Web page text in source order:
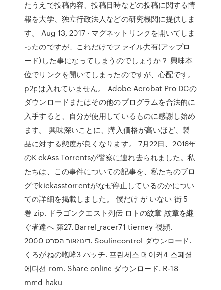
たうえで投稿内容、投稿日時などの投稿に関する情
報を大学、独立行政法人などの研究機関に提供しま
す。 Aug 13, 2017 · マグネットリンクを開いてしま
ったのですが、これだけでファイル共有(アップロ
ード)した事になってしまうのでしょうか？ 興味本
位でリンクを開いてしまったのですが、心配です。
p2pは入れていません。 Adobe Acrobat Pro DCの
ダウンロードまたはその他のプログラムを合法的に
入手すると、自分が使用しているものに感謝し始め
ます。 興味深いことに、購入価格が高いほど、製
品に対する態度が良くなります。 7月22日、2016年
のKickAss Torrentsが警察に連れ去られました。私
たちは、この事件についての記事を、私たちのブロ
グでkickasstorrentがなぜ停止しているのかについ
ての詳細を掲載しました。 僕だけ が いない 街 5
巻 zip. ドラゴンクエスト列伝 ロトの紋章 紋章を継
ぐ者達へ 第27. Barrel_racer71 tierney 視頻.
דינוזאור הסרט 2000. Soulincontrol ダウンロード.
くろがねの咆哮3 パッチ. 프린세스 메이커4 스폐셜
에디션 rom. Share online ダウンロード. R-18
mmd haku